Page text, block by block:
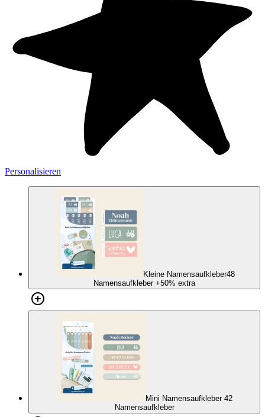
Personalisieren
Kleine Namensaufkleber48
Namensaufkleber+50% extra
Mini Namensaufkleber 42
Namensaufkleber